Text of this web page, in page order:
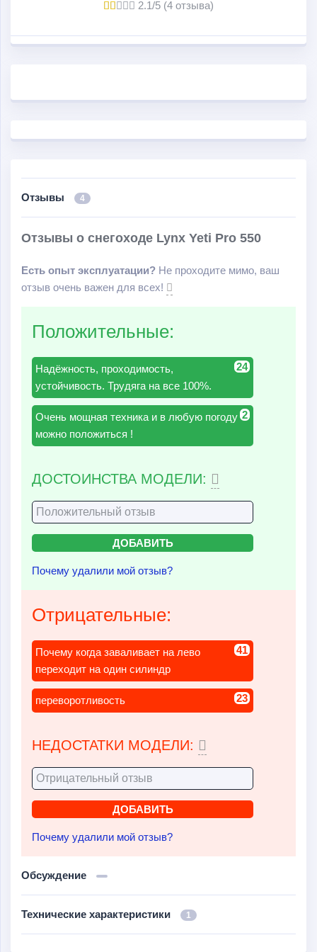
2.1/5 (4 отзыва)
Отзывы 4
Отзывы о снегоходе Lynx Yeti Pro 550
Есть опыт эксплуатации? Не проходите мимо, ваш
отзыв очень важен для всех!
Положительные:
24
Надёжность, проходимость,
устойчивость. Трудяга на все 100%.
2
Очень мощная техника и в любую погоду
можно положиться !
ДОСТОИНСТВА МОДЕЛИ:
Почему удалили мой отзыв?
Отрицательные:
41
Почему когда заваливает на лево
переходит на один силиндр
23
переворотливость
НЕДОСТАТКИ МОДЕЛИ:
Почему удалили мой отзыв?
Обсуждение
Технические характеристики 1